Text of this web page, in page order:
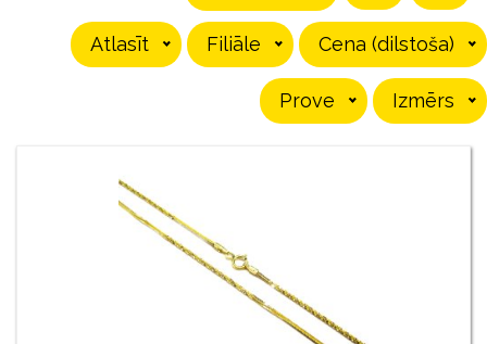
Cena (dilstoša)
Filiāle
Atlasīt
Izmērs
Prove